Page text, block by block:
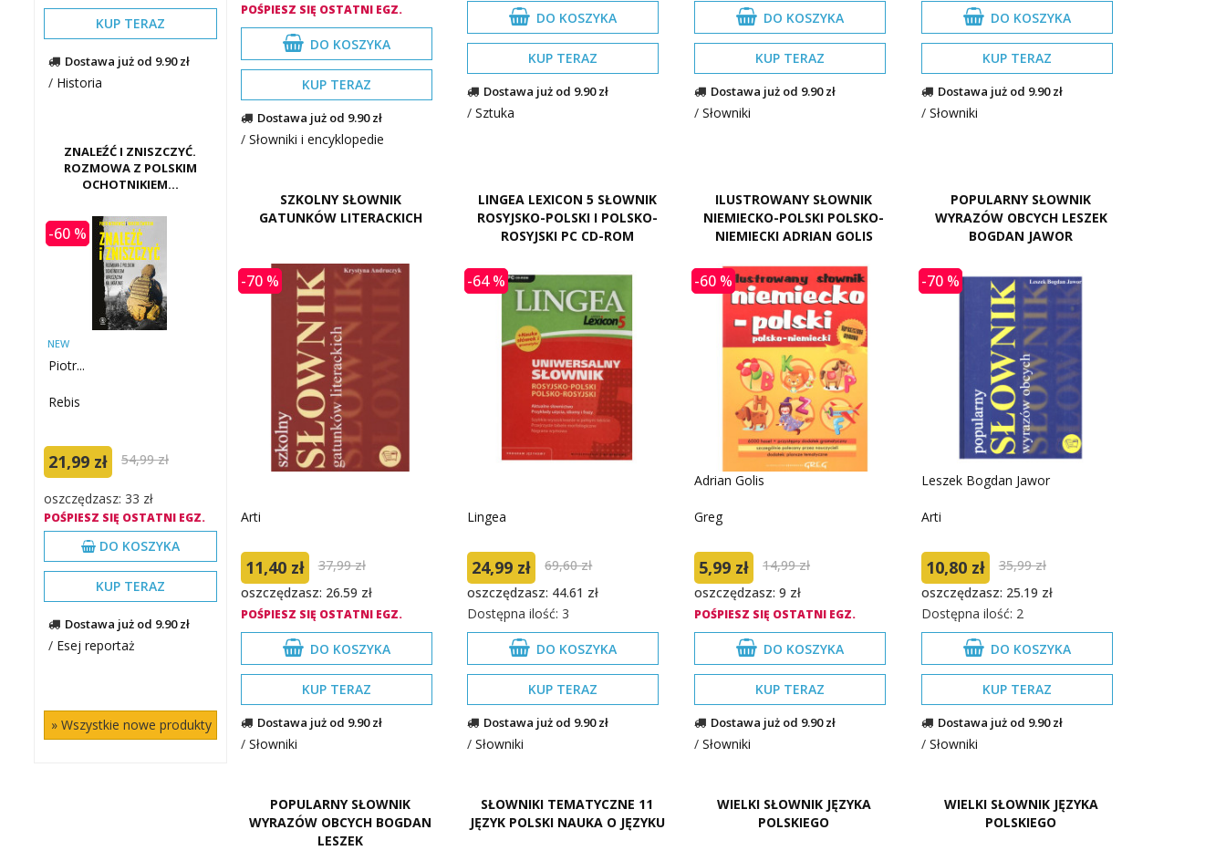
KUP TERAZ
Dostawa już od 9.90 zł
/ Historia
ZNALEŹĆ I ZNISZCZYĆ.
ROZMOWA Z POLSKIM
OCHOTNIKIEM...
-60 %
NEW
Piotr...
Rebis
21,99 zł 54,99 zł
oszczędzasz: 33 zł
POŚPIESZ SIĘ OSTATNI EGZ.
DO KOSZYKA
KUP TERAZ
Dostawa już od 9.90 zł
/ Esej reportaż
» Wszystkie nowe produkty
POŚPIESZ SIĘ OSTATNI EGZ.
DO KOSZYKA
KUP TERAZ
Dostawa już od 9.90 zł
/ Słowniki i encyklopedie
DO KOSZYKA
KUP TERAZ
Dostawa już od 9.90 zł
/Sztuka
DO KOSZYKA
KUP TERAZ
Dostawa już od 9.90 zł
/Słowniki
DO KOSZYKA
KUP TERAZ
Dostawa już od 9.90 zł
/ Słowniki
SZKOLNY SŁOWNIK
GATUNKÓW LITERACKICH
-70 %
Arti
11,40 zł
37,99 zł
oszczędzasz: 26.59 zł
POŚPIESZ SIĘ OSTATNI EGZ.
DO KOSZYKA
KUP TERAZ
Dostawa już od 9.90 zł
/ Słowniki
LINGEA LEXICON 5 SŁOWNIK
ROSYJSKO-POLSKI I POLSKO-
ROSYJSKI PC CD-ROM
-64 %
Lingea
24,99 zł
69,60 zł
oszczędzasz: 44.61 zł
Dostępna ilość: 3
DO KOSZYKA
KUP TERAZ
Dostawa już od 9.90 zł
/Słowniki
ILUSTROWANY SŁOWNIK
NIEMIECKO-POLSKI POLSKO-
NIEMIECKI ADRIAN GOLIS
-60 %
Adrian Golis
Greg
5,99 zł
14,99 zł
oszczędzasz: 9 zł
POŚPIESZ SIĘ OSTATNI EGZ.
DO KOSZYKA
KUP TERAZ
Dostawa już od 9.90 zł
/Słowniki
POPULARNY SŁOWNIK
WYRAZÓW OBCYCH LESZEK
BOGDAN JAWOR
-70 %
Leszek Bogdan Jawor
Arti
10,80 zł
35,99 zł
oszczędzasz: 25.19 zł
Dostępna ilość: 2
DO KOSZYKA
KUP TERAZ
Dostawa już od 9.90 zł
/ Słowniki
POPULARNY SŁOWNIK
WYRAZÓW OBCYCH BOGDAN
LESZEK
SŁOWNIKI TEMATYCZNE 11
JĘZYK POLSKI NAUKA O JĘZYKU
WIELKI SŁOWNIK JĘZYKA
POLSKIEGO
WIELKI SŁOWNIK JĘZYKA
POLSKIEGO